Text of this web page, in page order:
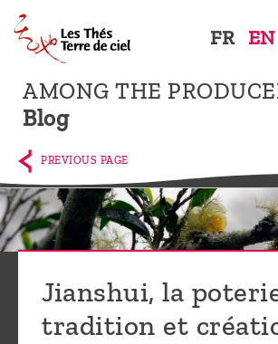
AMONG THE
Blog
FR EN
Home
The
shop
Terre
de
Ciel
producers,
PREVIOUS PAGE
Jianshui, la
tradition et